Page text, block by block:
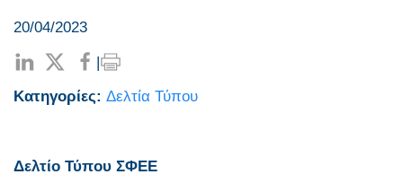
20/04/2023
|
Κατηγορίες: Δελτία Τύπου
Δελτίο Τύπου ΣΦΕΕ